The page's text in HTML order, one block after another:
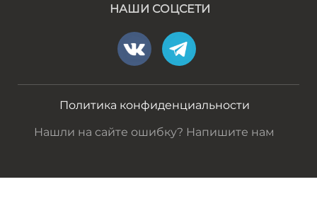
НАШИ СОЦСЕТИ
Политика конфиденциальности
Нашли на сайте ошибку? Напишите нам